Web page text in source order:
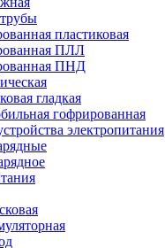
пластиковая
ПЛЛ
ПНД
гладкая
гофрированная
электропитания